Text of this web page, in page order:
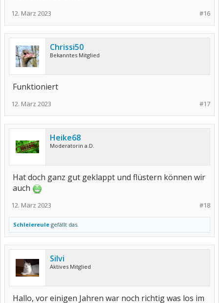
#16
12. März 2023
Chrissi50
Bekanntes Mitglied
Funktioniert
#17
12. März 2023
Heike68
Moderatorin a.D.
Hat doch ganz gut geklappt und flüstern können wir
auch
#18
12. März 2023
Schleiereule gefällt das.
Silvi
Aktives Mitglied
Hallo, vor einigen Jahren war noch richtig was los im